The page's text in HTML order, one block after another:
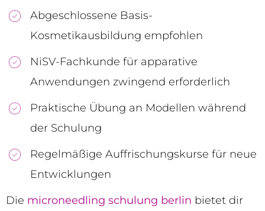
Abgeschlossene Basis-
Kosmetikausbildung empfohlen
NiSV-Fachkunde für apparative
Anwendungen zwingend erforderlich
Praktische Übung an Modellen während
der Schulung
Regelmäßige Auffrischungskurse für neue
Entwicklungen
Die microneedling schulung berlin bietet dir